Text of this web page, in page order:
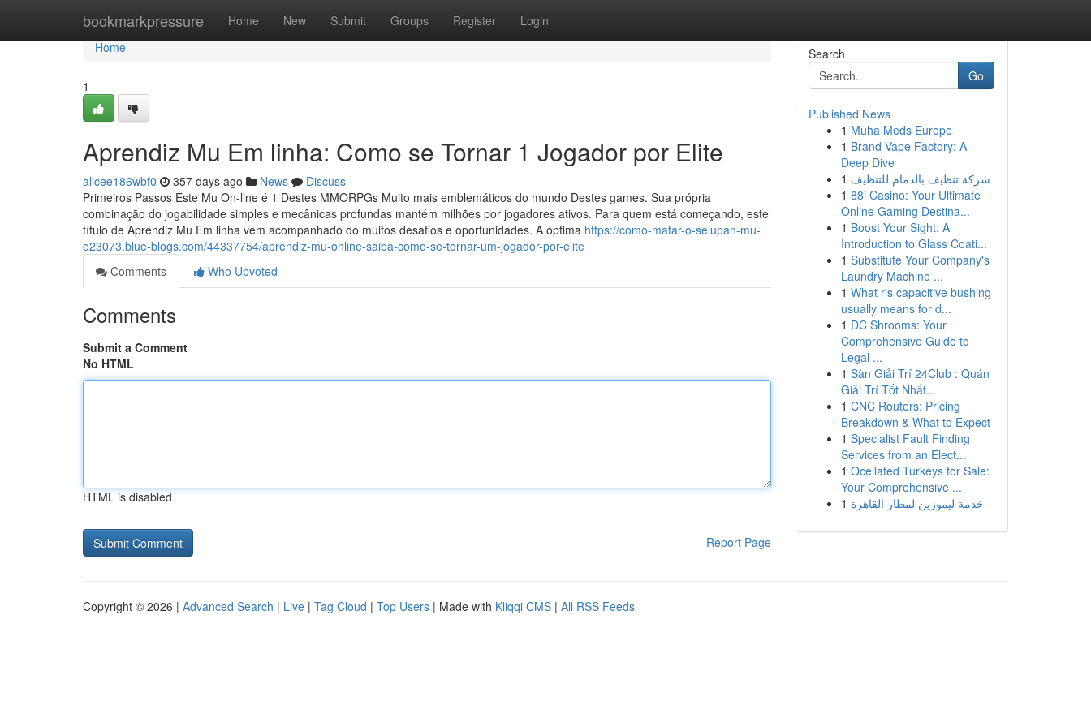
bookmarkpressure Home New Submit Groups Register Login
Home
Home
1
Aprendiz Mu Em linha: Como se Tornar 1 Jogador por Elite
alicee186wbf0 357 days ago News
Discuss
Primeiros Passos Este Mu On-line é 1 Destes MMORPGs Muito mais emblemáticos do mundo Destes games. Sua própria
combinação do jogabilidade simples e mecânicas profundas mantém milhões por jogadores ativos. Para quem está começando, este
título de Aprendiz Mu Em linha vem acompanhado do muitos desafios e oportunidades. A óptima https://como-matar-o-selupan-mu-
o23073.blue-blogs.com/44337754/aprendiz-mu-online-saiba-como-se-tornar-um-jogador-por-elite
Comments
Who Upvoted
Comments
Submit a Comment
No HTML
HTML is disabled
Report Page
Search
Go
Published News
1 Muha Meds Europe
1 Brand Vape Factory: A
Deep Dive
1 شركة تنظيف بالدمام للتنظيف
1 88i Casino: Your Ultimate
Online Gaming Destina...
1 Boost Your Sight: A
Introduction to Glass Coati...
1 Substitute Your Company's
Laundry Machine ...
1 What ris capacitive bushing
usually means for d...
1 DC Shrooms: Your
Comprehensive Guide to
Legal ...
1 Sàn Giải Trí 24Club : Quán
Giải Trí Tốt Nhất...
1 CNC Routers: Pricing
Breakdown & What to Expect
1 Specialist Fault Finding
Services from an Elect...
1 Ocellated Turkeys for Sale:
Your Comprehensive ...
1 خدمة ليموزين لمطار القاهرة
Copyright © 2026 | Advanced Search | Live | Tag Cloud | Top Users | Made with Kliqqi CMS | All RSS Feeds